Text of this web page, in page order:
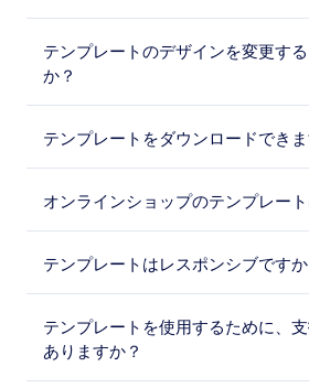
テンプレートのデザインを変更す
か？
テンプレートをダウンロードできま
オンラインショップのテンプレー
テンプレートはレスポンシブですか
テンプレートを使用するために、
ありますか？